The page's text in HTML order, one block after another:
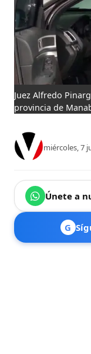
Juez Alfredo
provincia de
miércoles, 7
Únete a
G